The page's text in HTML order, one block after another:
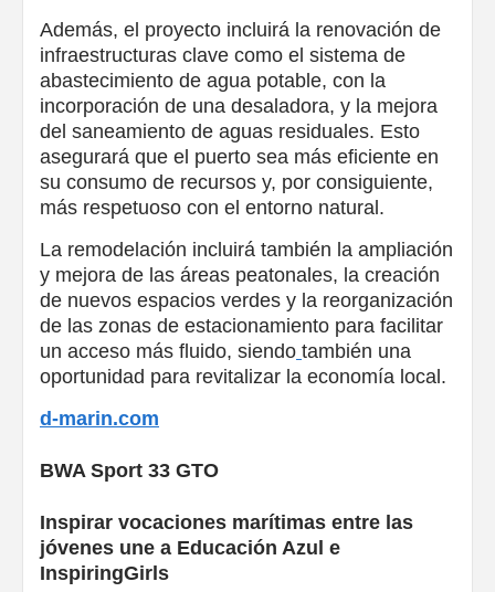
Además, el proyecto incluirá la renovación de
infraestructuras clave como el sistema de
abastecimiento de agua potable, con la
incorporación de una desaladora, y la mejora
del saneamiento de aguas residuales. Esto
asegurará que el puerto sea más eficiente en
su consumo de recursos y, por consiguiente,
más respetuoso con el entorno natural.
La remodelación incluirá también la ampliación
y mejora de las áreas peatonales, la creación
de nuevos espacios verdes y la reorganización
de las zonas de estacionamiento para facilitar
un acceso más fluido, siendo también una
oportunidad para revitalizar la economía local.
d-marin.com
BWA Sport 33 GTO
Inspirar vocaciones marítimas entre las
jóvenes une a Educación Azul e
InspiringGirls